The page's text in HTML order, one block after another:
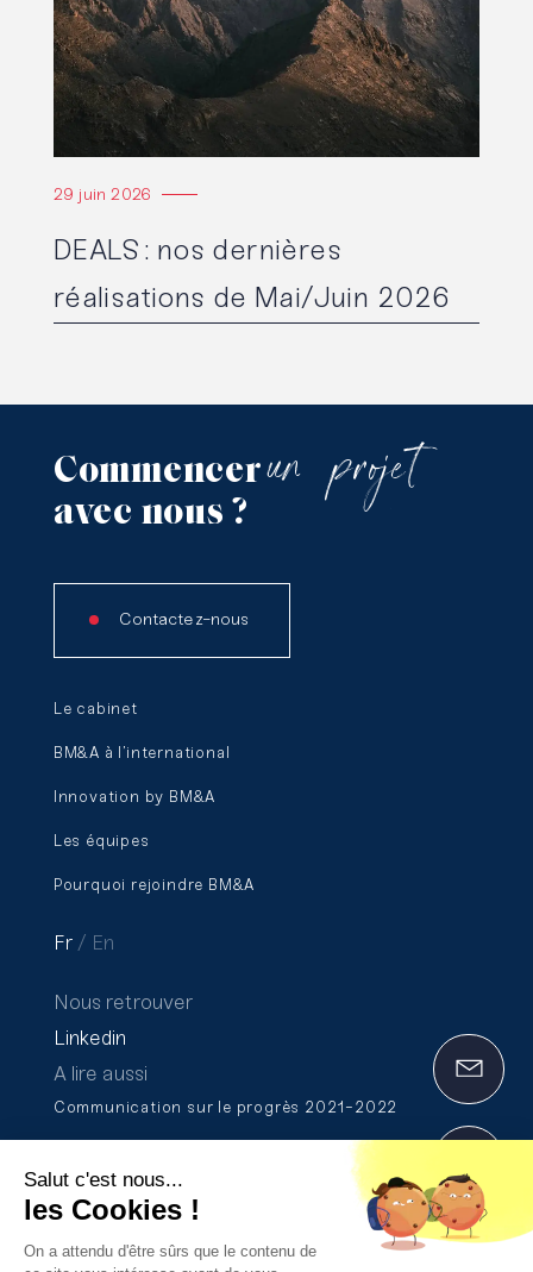
29 juin 2026
DEALS : nos dernières
réalisations de Mai/Juin 2026
Commencer un projet
avec nous ?
Contactez-nous
Le cabinet
BM&A à l’international
Innovation by BM&A
Les équipes
Pourquoi rejoindre BM&A
Fr En
Nous retrouver
Linkedin
A lire aussi
Communication sur le progrès 2021-2022
Formation et certification Qualiopi
Salut c'est nous...
les Cookies !
On a attendu d'être sûrs que le contenu de